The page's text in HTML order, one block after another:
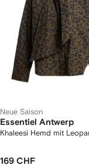
Neue Saison
Essentiel Antwerp
Khaleesi Hemd mit
169 CHF